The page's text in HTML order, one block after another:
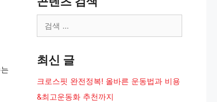
색:
최신 글
크로스핏 완전정복! 올바른 운동법과 비용
&최고운동화 추천까지